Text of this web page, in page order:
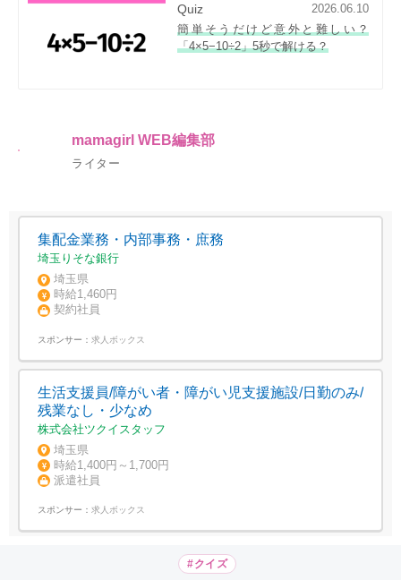
Quiz
2026.06.10
簡単そうだけど意外と難しい？
「4×5−10÷2」5秒で解ける？
mamagirl WEB編集部
ライター
集配金業務・内部事務・庶務
埼玉りそな銀行
埼玉県
時給1,460円
契約社員
スポンサー： 求人ボックス
生活支援員/障がい者・障がい児支援施設/日勤のみ/
残業なし・少なめ
株式会社ツクイスタッフ
埼玉県
時給1,400円～1,700円
派遣社員
スポンサー： 求人ボックス
#クイズ